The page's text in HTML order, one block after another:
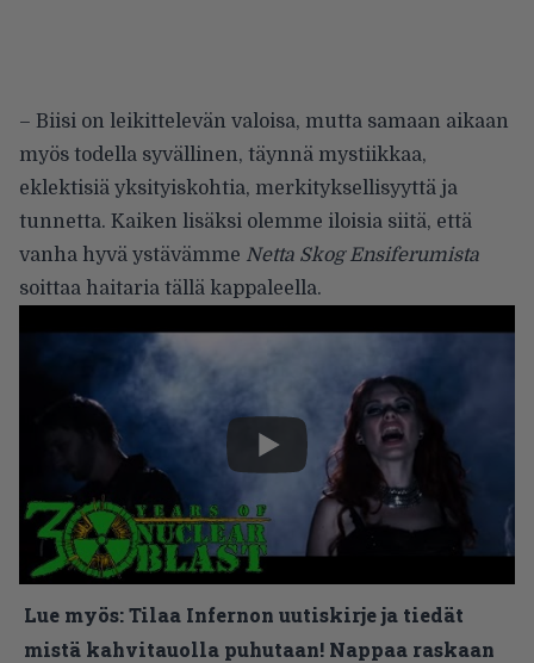
– Biisi on leikittelevän valoisa, mutta samaan aikaan
myös todella syvällinen, täynnä mystiikkaa,
eklektisiä yksityiskohtia, merkityksellisyyttä ja
tunnetta. Kaiken lisäksi olemme iloisia siitä, että
vanha hyvä ystävämme Netta Skog Ensiferumista
soittaa haitaria tällä kappaleella.
Lue myös:Tilaa Infernon uutiskirje ja tiedät
mistä kahvitauolla puhutaan! Nappaa raskaan